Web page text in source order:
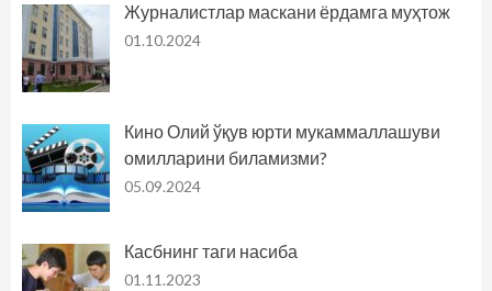
Журналистлар маскани ёрдамга муҳтож
01.10.2024
Кино Олий ўқув юрти мукаммаллашуви
омилларини биламизми?
05.09.2024
Касбнинг таги насиба
01.11.2023